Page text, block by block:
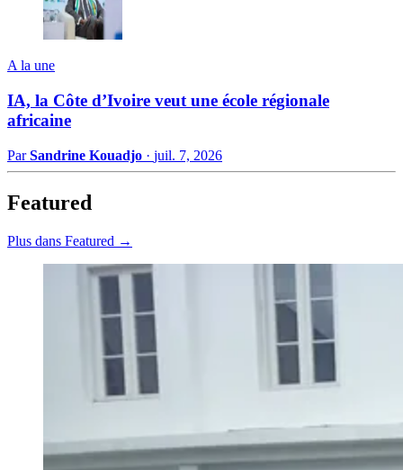
A la une
IA, la Côte d’Ivoire veut une école régionale
africaine
ParSandrine Kouadjo · juil. 7, 2026
Featured
Plus dans Featured →